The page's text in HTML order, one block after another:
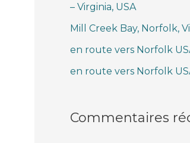
h
e
r
– Virginia, USA
Mill Creek Bay, Norfolk,
en route vers Norfolk
en route vers Norfolk
Commentaires